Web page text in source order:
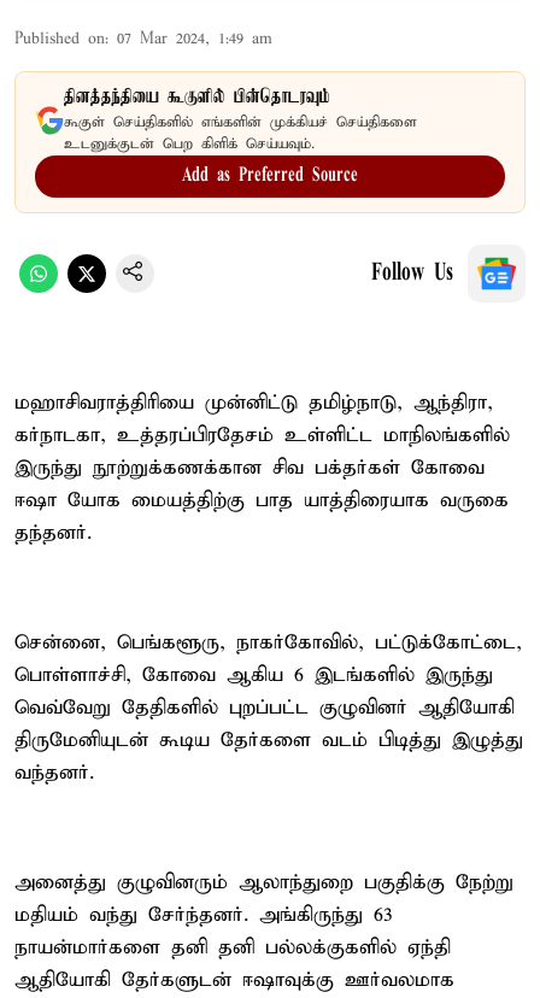
Published on: 07 Mar 2024, 1:49 am
தினத்தந்தியை கூகுளில் பின்தொடரவும்
கூகுள் செய்திகளில் எங்களின் முக்கியச் செய்திகளை
உடனுக்குடன் பெற கிளிக் செய்யவும்.
Add as Preferred Source
Follow Us
மஹாசிவராத்திரியை முன்னிட்டு தமிழ்நாடு, ஆந்திரா,
கர்நாடகா, உத்தரப்பிரதேசம் உள்ளிட்ட மாநிலங்களில்
இருந்து நூற்றுக்கணக்கான சிவ பக்தர்கள் கோவை
ஈஷா யோக மையத்திற்கு பாத யாத்திரையாக வருகை
தந்தனர்.
சென்னை, பெங்களூரு, நாகர்கோவில், பட்டுக்கோட்டை,
பொள்ளாச்சி, கோவை ஆகிய 6 இடங்களில் இருந்து
வெவ்வேறு தேதிகளில் புறப்பட்ட குழுவினர் ஆதியோகி
திருமேனியுடன் கூடிய தேர்களை வடம் பிடித்து இழுத்து
வந்தனர்.
அனைத்து குழுவினரும் ஆலாந்துறை பகுதிக்கு நேற்று
மதியம் வந்து சேர்ந்தனர். அங்கிருந்து 63
நாயன்மார்களை தனி தனி பல்லக்குகளில் ஏந்தி
ஆதியோகி தேர்களுடன் ஈஷாவுக்கு ஊர்வலமாக